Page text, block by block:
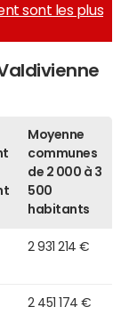
sont les plus
Moyenne
communes
de 2 000 à 3
500
habitants
2 931 214 €
2 451 174 €